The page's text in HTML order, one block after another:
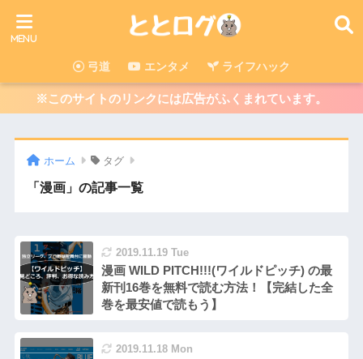
弓道 エンタメ ライフハック
※このサイトのリンクには広告がふくまれています。
ホーム タグ
「漫画」の記事一覧
2019.11.19 Tue
漫画 WILD PITCH!!!(ワイルドピッチ) の最
新刊16巻を無料で読む方法！【完結した全
巻を最安値で読もう】
2019.11.18 Mon